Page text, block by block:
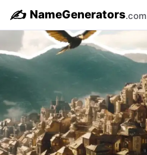
✍️ NameGenerators.com